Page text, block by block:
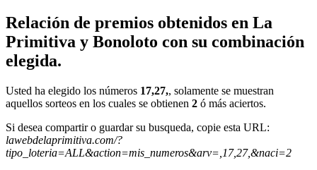
Relación de premios obtenidos en La
Primitiva y Bonoloto con su combinación
elegida.
Usted ha elegido los números 17,27,, solamente se muestran
aquellos sorteos en los cuales se obtienen 2 ó más aciertos.
Si desea compartir o guardar su busqueda, copie esta URL:
lawebdelaprimitiva.com/?
tipo_loteria=ALL&action=mis_numeros&arv=,17,27,&naci=2